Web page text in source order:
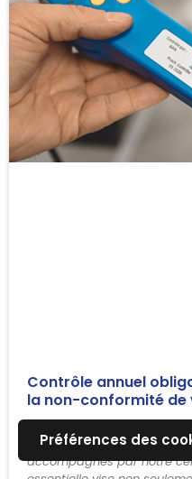
Préférences des
Contrôle annuel
la non-conformité de
Chaque année, Climlab
sur les outils frigorifiques
accompagnés par notre